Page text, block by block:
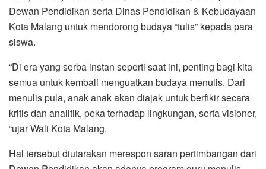
Dewan Pendidikan serta Dinas Pendidikan & Kebudayaan
Kota Malang untuk mendorong budaya “tulis” kepada para
siswa.
“Di era yang serba instan seperti saat ini, penting bagi kita
semua untuk kembali menguatkan budaya menulis. Dari
menulis pula, anak anak akan diajak untuk berfikir secara
kritis dan analitik, peka terhadap lingkungan, serta visioner,
“ujar Wali Kota Malang.
Hal tersebut diutarakan merespon saran pertimbangan dari